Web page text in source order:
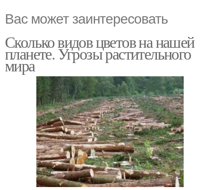
Вас может заинтересовать
Сколько видов цветов на нашей
планете. Угрозы растительного
мира